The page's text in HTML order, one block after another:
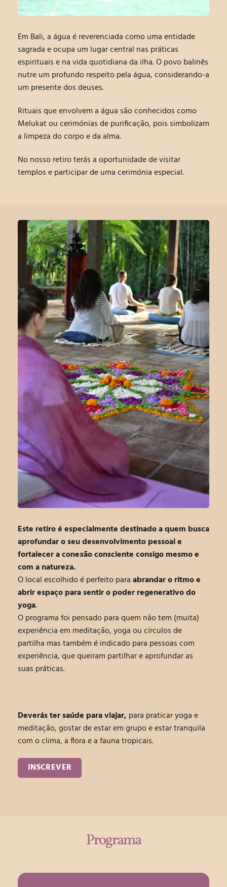
Em Bali, a água é reverenciada como uma entidade
sagradae ocupa um lugar central nas práticas
espirituais e na vida quotidiana da ilha. O povo balinês
nutre um profundo respeito pela água, considerando-a
um presente dos deuses.
Rituais que envolvem a água são conhecidos como
Melukat ou cerimónias de purificação, pois simbolizam
a limpeza do corpo e da alma.
No nosso retiro terás a oportunidade de visitar
templos e participar de uma cerimónia especial.
Este retiro é especialmente destinado a quem busca
aprofundar o seudesenvolvimento pessoale
fortalecer a conexão consciente consigo mesmo e
com a natureza.
O local escolhido é perfeito paraabrandar o ritmoe
abrir espaço para sentiro poder regenerativo do
yoga.
O programa foi pensado para quem não tem (muita)
experiência em meditação, yoga ou círculos de
partilha mas também é indicado para pessoas com
experiência, que queiram partilhar e aprofundar as
suas práticas.
Deverás ter saúde para viajar, para praticar yoga e
meditação, gostar de estar em grupo e estar tranquila
com o clima, a flora e a fauna tropicais.
INSCREVER
Programa